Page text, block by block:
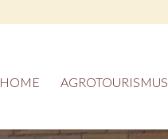
HOME AGROTOURISMUS